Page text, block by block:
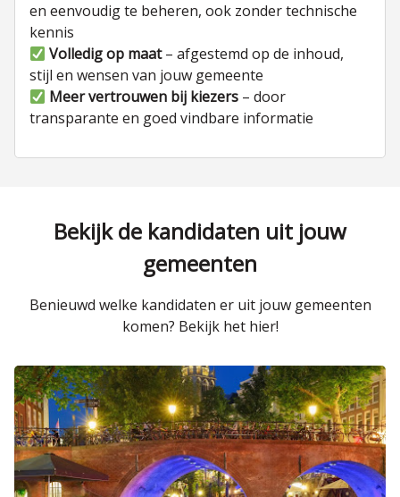
en eenvoudig te beheren, ook zonder technische
kennis
Volledig op maat– afgestemd op de inhoud,
stijl en wensen van jouw gemeente
Meer vertrouwen bij kiezers – door
transparante en goed vindbare informatie
Bekijk de kandidaten uit jouw
gemeenten
Benieuwd welke kandidaten er uit jouw gemeenten
komen? Bekijk het hier!